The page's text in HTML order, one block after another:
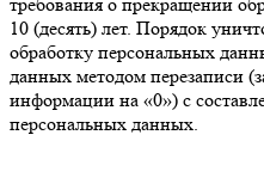
требования о прекращении
10 (десять) лет. Порядок
обработку персональных
данных методом перезаписи
информации на «0») с
персональных данных.